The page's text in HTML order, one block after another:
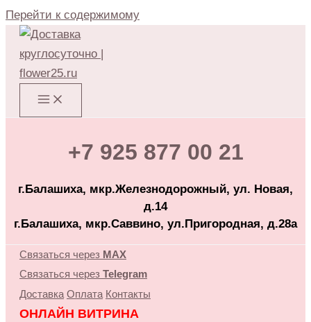
Перейти к содержимому
+7 925 877 00 21
г.Балашиха, мкр.Железнодорожный, ул. Новая,
д.14
г.Балашиха, мкр.Саввино, ул.Пригородная, д.28а
Связаться через MAX
Связаться через Telegram
Доставка Оплата Контакты
ОНЛАЙН ВИТРИНА